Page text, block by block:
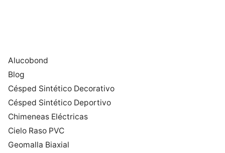
Alucobond
Blog
Césped Sintético Decorativo
Césped Sintético Deportivo
Chimeneas Eléctricas
Cielo Raso PVC
Geomalla Biaxial